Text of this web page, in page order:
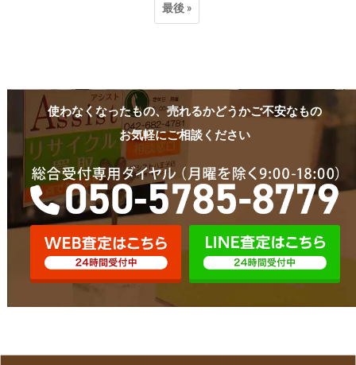
最後 »
使わなくなったもの、売れるかどうかご不安なもの
お気軽にご相談ください